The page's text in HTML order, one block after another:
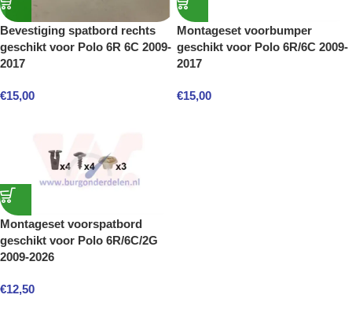
Bevestiging spatbord rechts
geschikt voor Polo 6R 6C 2009-
2017
€15,00
Montageset voorbumper
geschikt voor Polo 6R/6C 2009-
2017
€15,00
Montageset voorspatbord
geschikt voor Polo 6R/6C/2G
2009-2026
€12,50